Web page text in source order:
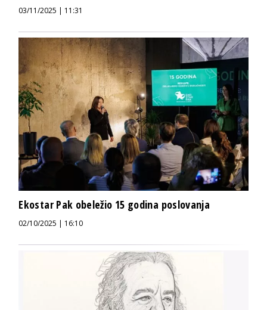
03/11/2025 | 11:31
Ekostar Pak obeležio 15 godina poslovanja
02/10/2025 | 16:10